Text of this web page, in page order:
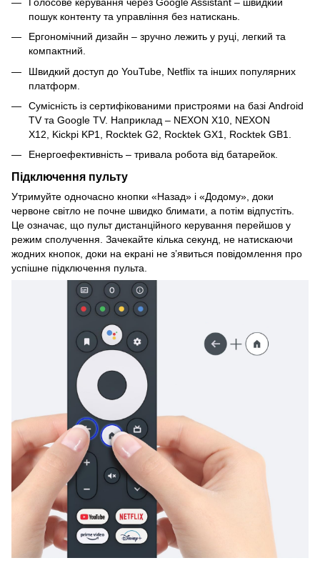
пошук контенту та управління без натискань.
Ергономічний дизайн – зручно лежить у руці, легкий та
компактний.
Швидкий доступ до YouTube, Netflix та інших популярних
платформ.
Сумісність із сертифікованими пристроями на базі Android
TV та Google TV. Наприклад – NEXON X10, NEXON
X12, Kickpi KP1, Rocktek G2, Rocktek GX1, Rocktek GB1.
Енергоефективність – тривала робота від батарейок.
Підключення пульту
Утримуйте одночасно кнопки «Назад» і «Додому», доки
червоне світло не почне швидко блимати, а потім відпустіть.
Це означає, що пульт дистанційного керування перейшов у
режим сполучення. Зачекайте кілька секунд, не натискаючи
жодних кнопок, доки на екрані не з’явиться повідомлення про
успішне підключення пульта.